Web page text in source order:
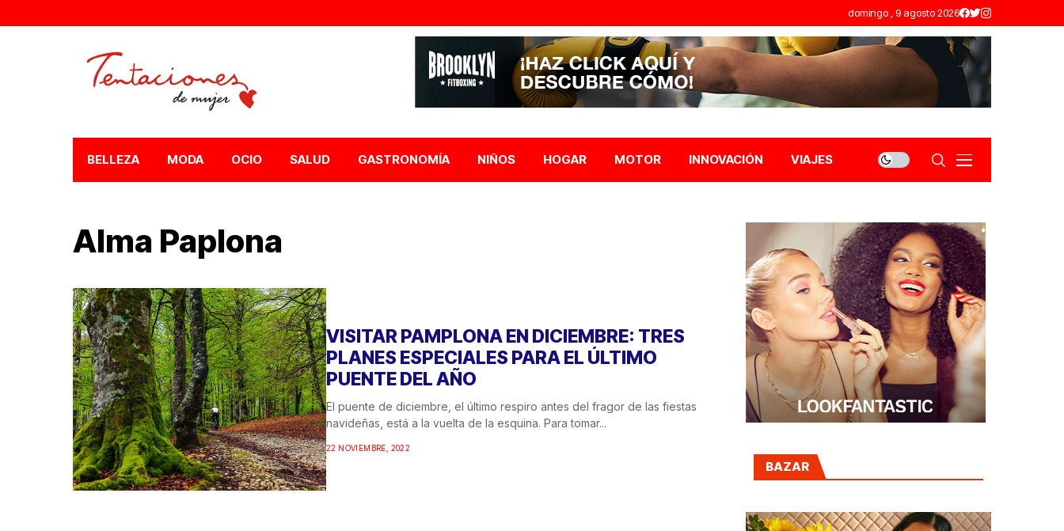
domingo , 9 agosto 2026
BELLEZA MODA OCIO SALUD GASTRONOMÍA NIÑOS HOGAR MOTOR INNOVACIÓN VIAJES
Alma Paplona
VISITAR PAMPLONA EN DICIEMBRE: TRES
PLANES ESPECIALES PARA EL ÚLTIMO
PUENTE DEL AÑO
El puente de diciembre, el último respiro antes del fragor de las fiestas
navideñas, está a la vuelta de la esquina. Para tomar...
22 NOVIEMBRE, 2022
BAZAR